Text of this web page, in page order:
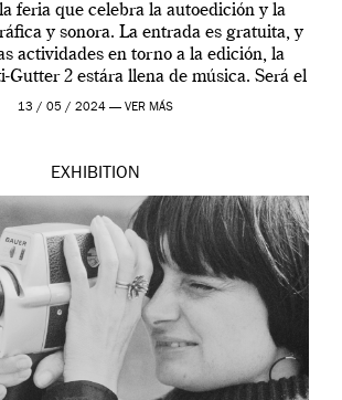
feria que celebra la autoedición y la
y sonora. La entrada es gratuita, y
actividades en torno a la edición, la
Gutter 2 estára llena de música. Será el
[…]
13 / 05 / 2024 — VER MÁS
EXHIBITION